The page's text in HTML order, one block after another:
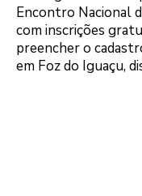
Encontro Nacional
com inscrições
preencher o
em Foz do Iguaçu,